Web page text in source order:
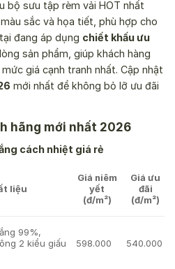
bộ sưu tập rèm vải HOT nhất
sắc và họa tiết, phù hợp cho
đang áp dụng chiết khấu ưu
sản phẩm, giúp khách hàng
giá cạnh tranh nhất. Cập nhật
mới nhất để không bỏ lỡ ưu đãi
hãng mới nhất 2026
cách nhiệt giá rẻ
liệu
Giá niêm
yết
(đ/m²)
Giá ưu
đãi
(đ/m²)
99%,
2 kiểu giấu
598.000 540.000